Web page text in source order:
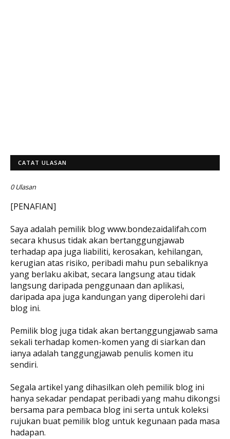
CATAT ULASAN
0 Ulasan
[PENAFIAN]
Saya adalah pemilik blog www.bondezaidalifah.com
secara khusus tidak akan bertanggungjawab
terhadap apa juga liabiliti, kerosakan, kehilangan,
kerugian atas risiko, peribadi mahu pun sebaliknya
yang berlaku akibat, secara langsung atau tidak
langsung daripada penggunaan dan aplikasi,
daripada apa juga kandungan yang diperolehi dari
blog ini.
Pemilik blog juga tidak akan bertanggungjawab sama
sekali terhadap komen-komen yang di siarkan dan
ianya adalah tanggungjawab penulis komen itu
sendiri.
Segala artikel yang dihasilkan oleh pemilik blog ini
hanya sekadar pendapat peribadi yang mahu dikongsi
bersama para pembaca blog ini serta untuk koleksi
rujukan buat pemilik blog untuk kegunaan pada masa
hadapan.